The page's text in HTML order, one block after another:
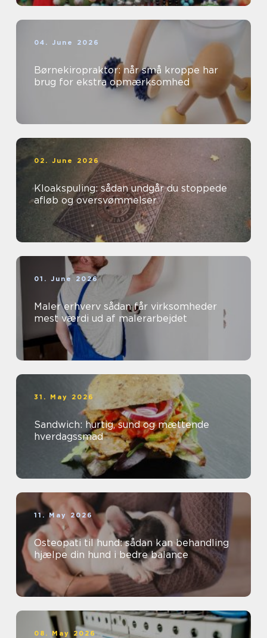
04. June 2026
Børnekiropraktor: når små kroppe har
brug for ekstra opmærksomhed
02. June 2026
Kloakspuling: sådan undgår du stoppede
afløb og oversvømmelser
01. June 2026
Maler erhverv sådan får virksomheder
mest værdi ud af malerarbejdet
31. May 2026
Sandwich: hurtig, sund og mættende
hverdagssmad
11. May 2026
Osteopati til hund: sådan kan behandling
hjælpe din hund i bedre balance
08. May 2026